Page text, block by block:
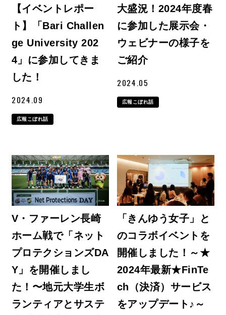
【イベントレポー
ト】「Bari Challen
ge University 202
4」に参加してきま
した！
2024.09
広報こぼれ話
大盛況！2024年度春
に参加した展示会・
ウェビナーの様子を
ご紹介
2024.05
広報こぼれ話
V・ファーレン長崎
ホーム戦で「ネット
プロテクションズDA
Y」を開催しまし
た！〜地元大学生ボ
ランティアとサステ
「きんゆう女子」と
のコラボイベントを
開催しました！～★
2024年最新★FinTe
ch（決済）サービス
をアップデート♪～